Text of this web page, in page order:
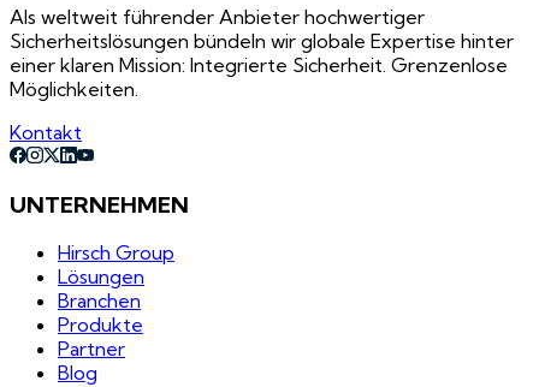
Als weltweit führender Anbieter hochwertiger
Sicherheitslösungen bündeln wir globale Expertise hinter
einer klaren Mission: Integrierte Sicherheit. Grenzenlose
Möglichkeiten.
Kontakt
UNTERNEHMEN
Hirsch Group
Lösungen
Branchen
Produkte
Partner
Blog